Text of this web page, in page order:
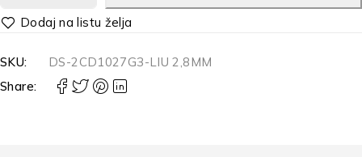
Alternative:
SKU:
DS-2CD1027G3-LIU 2,8MM
Share: